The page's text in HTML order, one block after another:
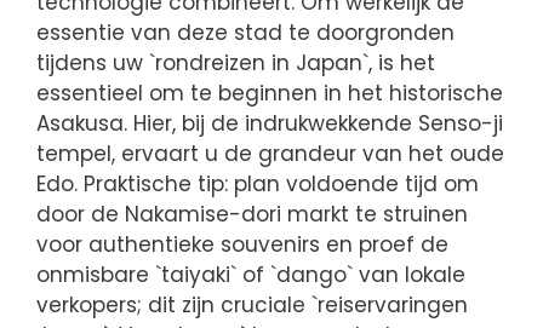
essentie van deze stad te doorgronden
tijdens uw `rondreizen in Japan`, is het
essentieel om te beginnen in het historische
Asakusa. Hier, bij de indrukwekkende Senso-ji
tempel, ervaart u de grandeur van het oude
Edo. Praktische tip: plan voldoende tijd om
door de Nakamise-dori markt te struinen
voor authentieke souvenirs en proef de
onmisbare `taiyaki` of `dango` van lokale
verkopers; dit zijn cruciale `reiservaringen